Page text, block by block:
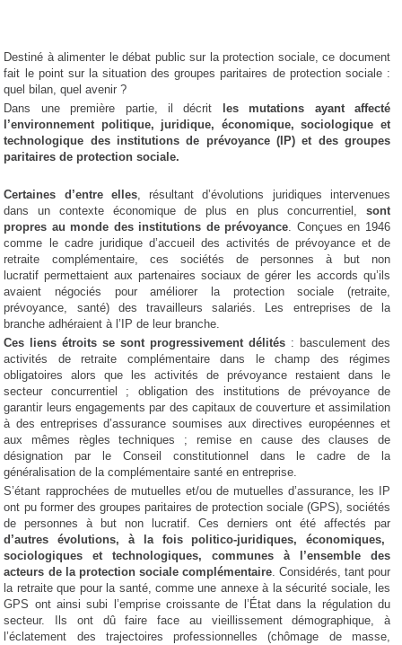
Destiné à alimenter le débat public sur la protection sociale, ce document
fait le point sur la situation des groupes paritaires de protection sociale :
quel bilan, quel avenir ?
Dans une première partie, il décrit les mutations ayant affecté
l’environnement politique, juridique, économique, sociologique et
technologique des institutions de prévoyance (IP) et des groupes
paritaires de protection sociale.
Certaines d’entre elles, résultant d’évolutions juridiques intervenues
dans un contexte économique de plus en plus concurrentiel, sont
propres au monde des institutions de prévoyance. Conçues en 1946
comme le cadre juridique d’accueil des activités de prévoyance et de
retraite complémentaire, ces sociétés de personnes à but non
lucratif permettaient aux partenaires sociaux de gérer les accords qu’ils
avaient négociés pour améliorer la protection sociale (retraite,
prévoyance, santé) des travailleurs salariés. Les entreprises de la
branche adhéraient à l’IP de leur branche.
Ces liens étroits se sont progressivement délités : basculement des
activités de retraite complémentaire dans le champ des régimes
obligatoires alors que les activités de prévoyance restaient dans le
secteur concurrentiel ; obligation des institutions de prévoyance de
garantir leurs engagements par des capitaux de couverture et assimilation
à des entreprises d’assurance soumises aux directives européennes et
aux mêmes règles techniques ; remise en cause des clauses de
désignation par le Conseil constitutionnel dans le cadre de la
généralisation de la complémentaire santé en entreprise.
S’étant rapprochées de mutuelles et/ou de mutuelles d’assurance, les IP
ont pu former des groupes paritaires de protection sociale (GPS), sociétés
de personnes à but non lucratif. Ces derniers ont été affectés par
d’autres évolutions, à la fois politico-juridiques, économiques,
sociologiques et technologiques, communes à l’ensemble des
acteurs de la protection sociale complémentaire. Considérés, tant pour
la retraite que pour la santé, comme une annexe à la sécurité sociale, les
GPS ont ainsi subi l’emprise croissante de l’État dans la régulation du
secteur. Ils ont dû faire face au vieillissement démographique, à
l’éclatement des trajectoires professionnelles (chômage de masse,